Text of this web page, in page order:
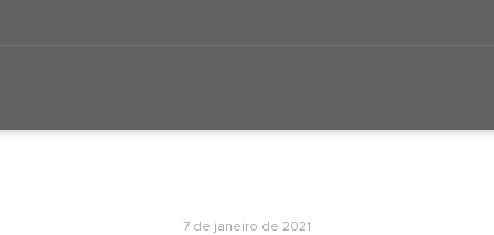
7 de janeiro de 2021